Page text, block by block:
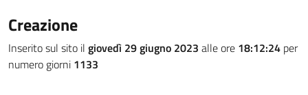
Creazione
Inserito sul sito il giovedì 29 giugno 2023 alle ore 18:12:24 per
numero giorni 1133